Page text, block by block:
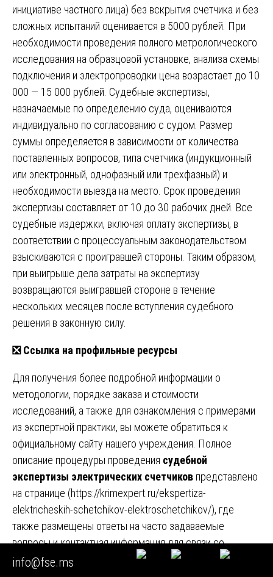
инициативе частного лица) без вскрытия счетчика и без
сложных испытаний оценивается в 5000 рублей. При
необходимости проведения полного метрологического
исследования на образцовой установке, анализа схемы
подключения и электропроводки цена возрастает до 10
000 — 15 000 рублей. Судебные экспертизы,
назначаемые по определению суда, оцениваются
индивидуально по согласованию с судом. Размер
суммы определяется в зависимости от количества
поставленных вопросов, типа счетчика (индукционный
или электронный, однофазный или трехфазный) и
необходимости выезда на место. Срок проведения
экспертизы составляет от 10 до 30 рабочих дней. Все
судебные издержки, включая оплату экспертизы, в
соответствии с процессуальным законодательством
взыскиваются с проигравшей стороны. Таким образом,
при выигрыше дела затраты на экспертизу
возвращаются выигравшей стороне в течение
нескольких месяцев после вступления судебного
решения в законную силу.
❎Ссылка на профильные ресурсы
Для получения более подробной информации о
методологии, порядке заказа и стоимости
исследований, а также для ознакомления с примерами
из экспертной практики, вы можете обратиться к
официальному сайту нашего учреждения. Полное
описание процедуры проведения судебной
экспертизы электрических счетчиков представлено
на странице (https://krimexpert.ru/ekspertiza-
elektricheskih-schetchikov-elektroschetchikov/), где
также размещены ответы на часто задаваемые
вопросы и контактная информация для связи со
специалистами.
info@fse.ms